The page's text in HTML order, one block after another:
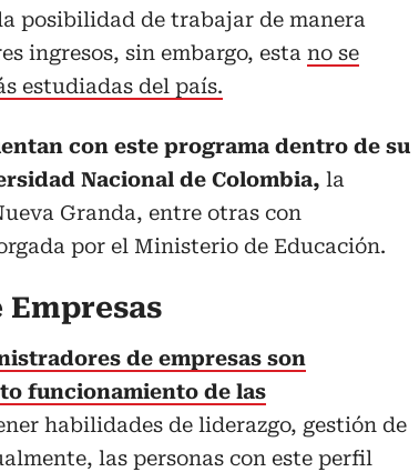
posibilidad de trabajar de manera
ingresos, sin embargo, esta no se
estudiadas del país.
con este programa dentro de su
Nacional de Colombia, la
Granda, entre otras con
por el Ministerio de Educación.
de empresas son
funcionamiento de las
habilidades de liderazgo, gestión de
las personas con este perfil